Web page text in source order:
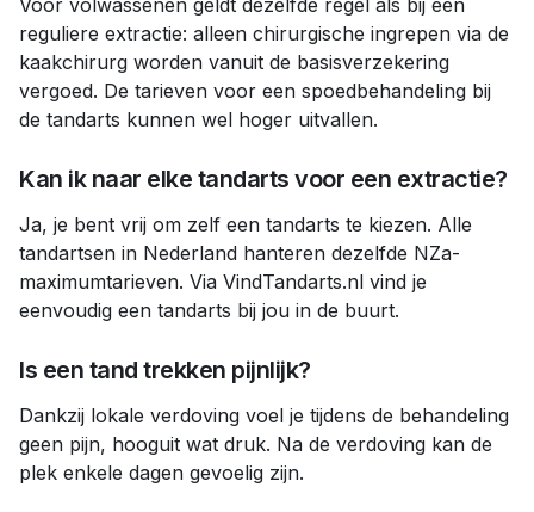
Voor volwassenen geldt dezelfde regel als bij een
reguliere extractie: alleen chirurgische ingrepen via de
kaakchirurg worden vanuit de basisverzekering
vergoed. De tarieven voor een spoedbehandeling bij
de tandarts kunnen wel hoger uitvallen.
Kan ik naar elke tandarts voor een extractie?
Ja, je bent vrij om zelf een tandarts te kiezen. Alle
tandartsen in Nederland hanteren dezelfde NZa-
maximumtarieven. Via VindTandarts.nl vind je
eenvoudig een tandarts bij jou in de buurt.
Is een tand trekken pijnlijk?
Dankzij lokale verdoving voel je tijdens de behandeling
geen pijn, hooguit wat druk. Na de verdoving kan de
plek enkele dagen gevoelig zijn.